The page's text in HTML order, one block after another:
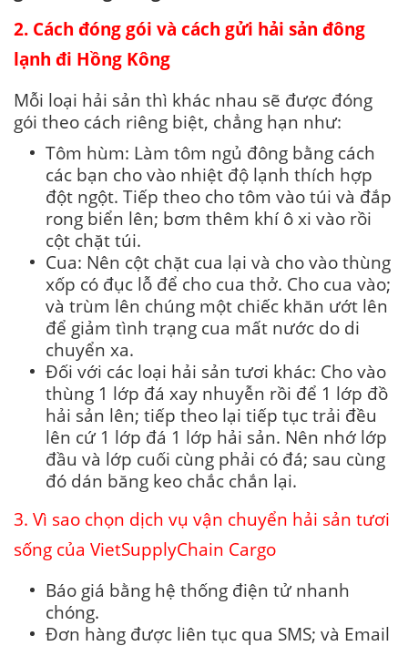
2. Cách đóng gói và cách gửi hải sản đông
lạnh đi Hồng Kông
Mỗi loại hải sản thì khác nhau sẽ được đóng
gói theo cách riêng biệt, chẳng hạn như:
Tôm hùm: Làm tôm ngủ đông bằng cách
các bạn cho vào nhiệt độ lạnh thích hợp
đột ngột. Tiếp theo cho tôm vào túi và đắp
rong biển lên; bơm thêm khí ô xi vào rồi
cột chặt túi.
Cua: Nên cột chặt cua lại và cho vào thùng
xốp có đục lỗ để cho cua thở. Cho cua vào;
và trùm lên chúng một chiếc khăn ướt lên
để giảm tình trạng cua mất nước do di
chuyển xa.
Đối với các loại hải sản tươi khác: Cho vào
thùng 1 lớp đá xay nhuyễn rồi để 1 lớp đồ
hải sản lên; tiếp theo lại tiếp tục trải đều
lên cứ 1 lớp đá 1 lớp hải sản. Nên nhớ lớp
đầu và lớp cuối cùng phải có đá; sau cùng
đó dán băng keo chắc chắn lại.
3. Vì sao chọn dịch vụ vận chuyển hải sản tươi
sống của VietSupplyChain Cargo
Báo giá bằng hệ thống điện tử nhanh
chóng.
Đơn hàng được liên tục qua SMS; và Email